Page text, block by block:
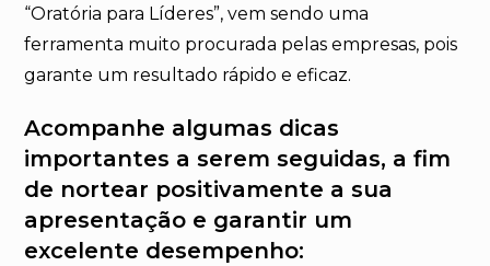
“Oratória para Líderes”, vem sendo uma
ferramenta muito procurada pelas empresas, pois
garante um resultado rápido e eficaz.
Acompanhe algumas dicas
importantes a serem seguidas, a fim
de nortear positivamente a sua
apresentação e garantir um
excelente desempenho: